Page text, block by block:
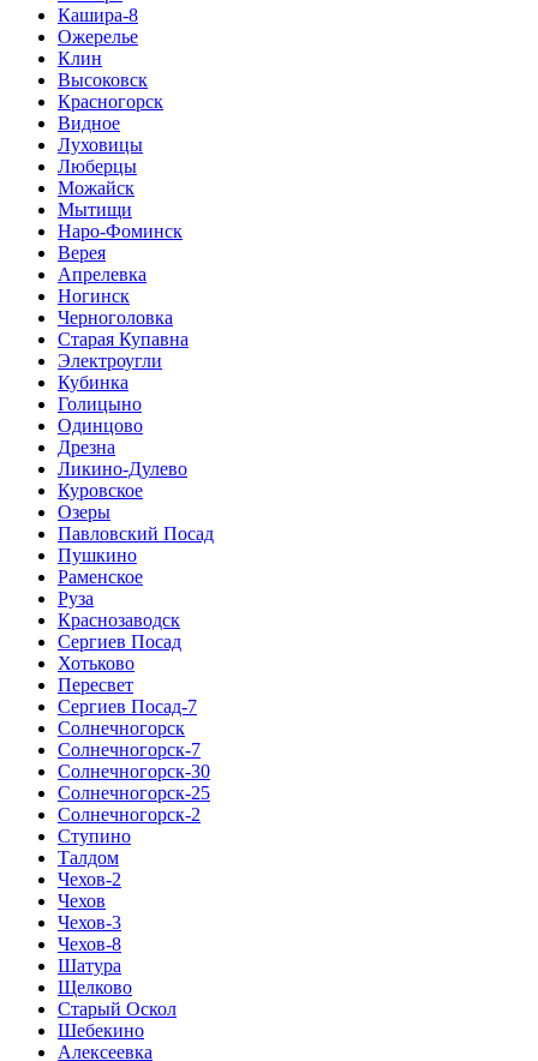
Кашира-8
Ожерелье
Клин
Высоковск
Красногорск
Видное
Луховицы
Люберцы
Можайск
Мытищи
Наро-Фоминск
Верея
Апрелевка
Ногинск
Черноголовка
Старая Купавна
Электроугли
Кубинка
Голицыно
Одинцово
Дрезна
Ликино-Дулево
Куровское
Озеры
Павловский Посад
Пушкино
Раменское
Руза
Краснозаводск
Сергиев Посад
Хотьково
Пересвет
Сергиев Посад-7
Солнечногорск
Солнечногорск-7
Солнечногорск-30
Солнечногорск-25
Солнечногорск-2
Ступино
Талдом
Чехов-2
Чехов
Чехов-3
Чехов-8
Шатура
Щелково
Старый Оскол
Шебекино
Алексеевка